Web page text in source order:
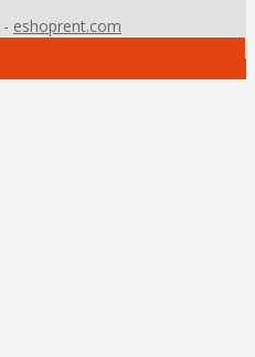
- eshoprent.com